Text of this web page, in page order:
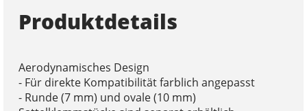
Produktdetails
Aerodynamisches Design
- Für direkte Kompatibilität farblich angepasst
- Runde (7 mm) und ovale (10 mm)